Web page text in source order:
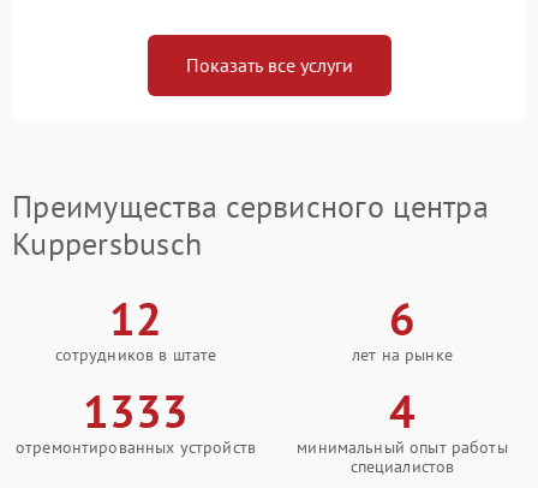
Показать все услуги
Преимущества сервисного центра
Kuppersbusch
12
сотрудников в штате
6
лет на рынке
1333
отремонтированных устройств
4
минимальный опыт работы
специалистов